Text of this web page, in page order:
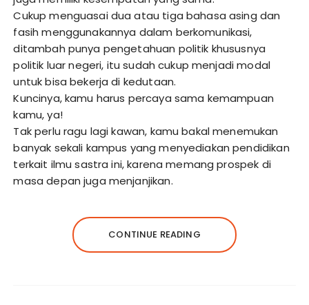
Cukup menguasai dua atau tiga bahasa asing dan
fasih menggunakannya dalam berkomunikasi,
ditambah punya pengetahuan politik khususnya
politik luar negeri, itu sudah cukup menjadi modal
untuk bisa bekerja di kedutaan.
Kuncinya, kamu harus percaya sama kemampuan
kamu, ya!
Tak perlu ragu lagi kawan, kamu bakal menemukan
banyak sekali kampus yang menyediakan pendidikan
terkait ilmu sastra ini, karena memang prospek di
masa depan juga menjanjikan.
CONTINUE READING